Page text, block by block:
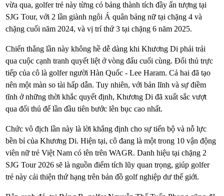
vừa qua, golfer trẻ này từng có bảng thành tích đầy ấn tượng tại
SJG Tour, với 2 lần giành ngôi Á quân bảng nữ tại chặng 4 và
chặng cuối năm 2024, và vị trí thứ 3 tại chặng 6 năm 2025.
Chiến thắng lần này không hề dễ dàng khi Khương Di phải trải
qua cuộc cạnh tranh quyết liệt ở vòng đấu cuối cùng. Đối thủ trực
tiếp của cô là golfer người Hàn Quốc - Lee Haram. Cả hai đã tạo
nên một màn so tài hấp dẫn. Tuy nhiên, với bản lĩnh và sự điềm
tĩnh ở những thời khắc quyết định, Khương Di đã xuất sắc vượt
qua đối thủ để lần đầu tiên bước lên bục cao nhất.
Chức vô địch lần này là lời khẳng định cho sự tiến bộ và nỗ lực
bền bỉ của Khương Di. Hiện tại, cô đang là một trong 10 vận động
viên nữ trẻ Việt Nam có tên trên WAGR. Danh hiệu tại chặng 2
SJG Tour 2026 sẽ là nguồn điểm tích lũy quan trọng, giúp golfer
trẻ này cải thiện thứ hạng trên bản đồ golf nghiệp dư thế giới.